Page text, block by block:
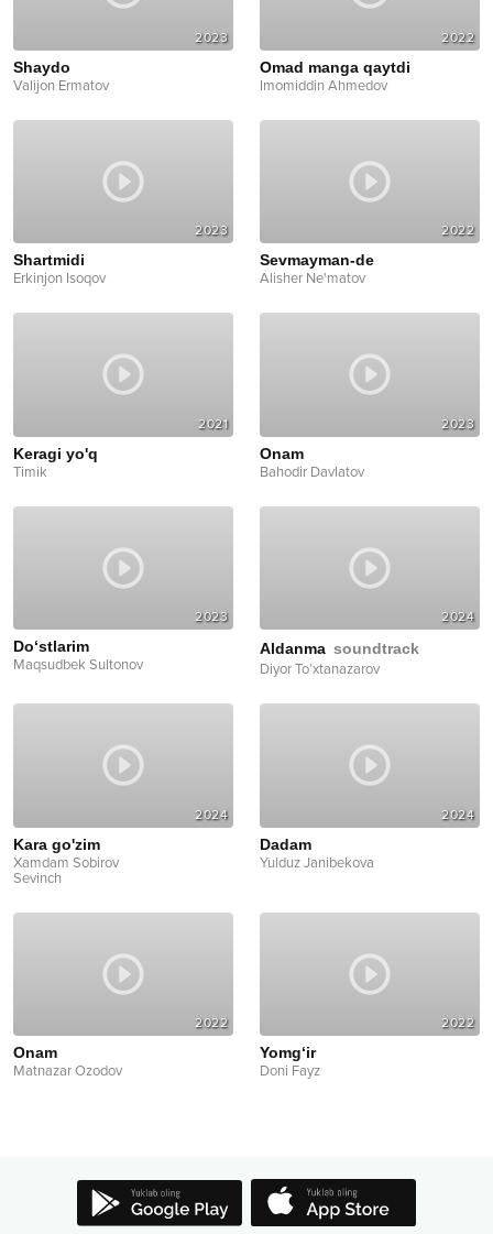
2023
Shaydo
Valijon Ermatov
2022
Omad manga qaytdi
Imomiddin Ahmedov
2023
Shartmidi
Erkinjon Isoqov
2022
Sevmayman-de
Alisher Ne'matov
2021
Keragi yo'q
Timik
2023
Onam
Bahodir Davlatov
2023
Do‘stlarim
Maqsudbek Sultonov
2024
Aldanma soundtrack
Diyor To’xtanazarov
2024
Kara go'zim
Xamdam Sobirov
Sevinch
2024
Dadam
Yulduz Janibekova
2022
Onam
Matnazar Ozodov
2022
Yomg‘ir
Doni Fayz